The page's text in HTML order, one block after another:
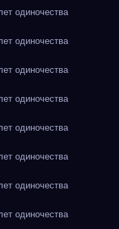
одиночества
одиночества
одиночества
одиночества
одиночества
одиночества
одиночества
одиночества